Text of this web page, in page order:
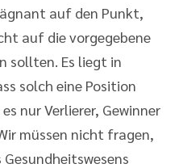
auf den Punkt,
auf die vorgegebene
sollten. Es liegt in
solch eine Position
nur Verlierer, Gewinner
müssen nicht fragen,